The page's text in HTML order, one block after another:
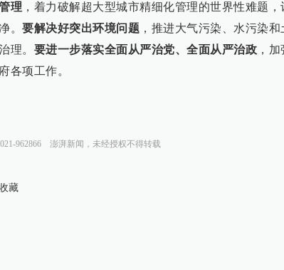
理 ，着力破解超大型城市精细化管理的世界性难题
。 要解决好突出环境问题 ，推进大气污染、水污染
理。 要进一步落实全面从严治党、全面从严治政 ，
各项工作。
962866
澎湃新闻，未经授权不得转载
藏